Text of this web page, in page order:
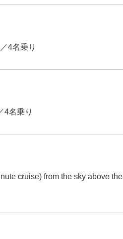
4名乗り
4名乗り
cruise) from the sky above the